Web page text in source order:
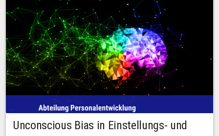
Unconscious Bias in Einstellungs- und